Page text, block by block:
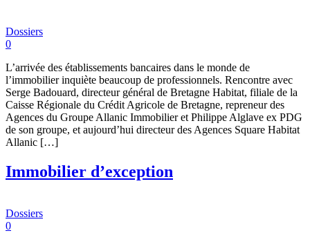
Dossiers
0
L’arrivée des établissements bancaires dans le monde de
l’immobilier inquiète beaucoup de professionnels. Rencontre avec
Serge Badouard, directeur général de Bretagne Habitat, filiale de la
Caisse Régionale du Crédit Agricole de Bretagne, repreneur des
Agences du Groupe Allanic Immobilier et Philippe Alglave ex PDG
de son groupe, et aujourd’hui directeur des Agences Square Habitat
Allanic […]
Immobilier d’exception
Dossiers
0